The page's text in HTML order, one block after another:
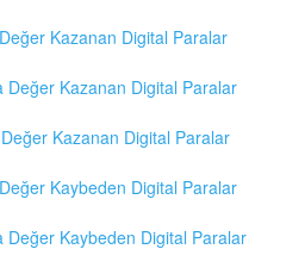
Kazanan Digital Paralar
Değer Kazanan Digital Paralar
Kazanan Digital Paralar
Kaybeden Digital Paralar
Değer Kaybeden Digital Paralar